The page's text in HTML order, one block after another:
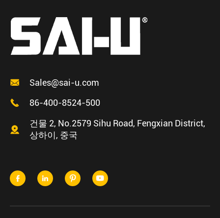

Sales@sai-u.com

86-400-8524-500

건물 2, No.2579 Sihu Road, Fengxian District,
상하이, 중국
   